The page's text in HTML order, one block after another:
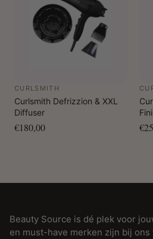
CURLSMITH
Curlsmith Defrizzion & XXL
Diffuser
€180,00
Beauty Source is dé plek voor
en must-have merken zijn bij